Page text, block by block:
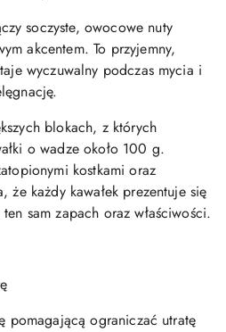
soczyste, owocowe nuty
akcentem. To przyjemny,
wyczuwalny podczas mycia i
blokach, z których
o wadze około 100 g.
kostkami oraz
że każdy kawałek prezentuje się
sam zapach oraz właściwości.
pomagającą ograniczać utratę